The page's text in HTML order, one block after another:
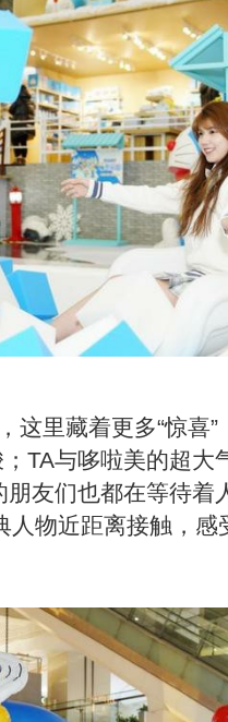
这里藏着更多“惊喜
；TA与哆啦美的超
朋友们也都在等待着
人物近距离接触，感